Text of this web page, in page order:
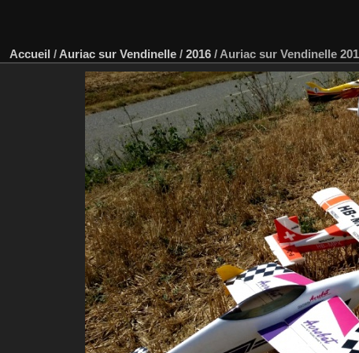
Accueil / Auriac sur Vendinelle / 2016 / Auriac sur Vendinelle